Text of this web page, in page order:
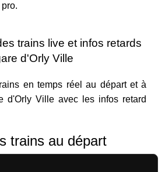
trains live et infos retards
d'Orly Ville
en temps réel au départ et à
d'Orly Ville avec les infos retard
trains au départ